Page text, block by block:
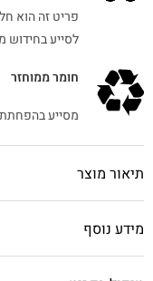
פריט זה הוא
לסייע בחידוש
חומר ממוחזר
מסייע
תיאור מוצר
מידע נוסף